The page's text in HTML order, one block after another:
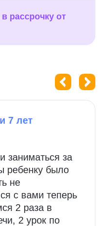
рассрочку от
7 лет
заниматься за
ребенку было
не
с вами теперь
2 раза в
2 урок по